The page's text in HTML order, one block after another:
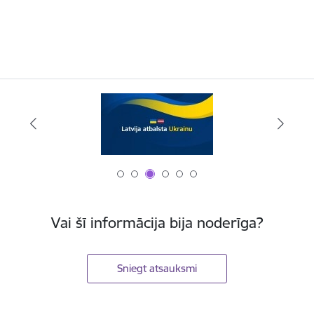
Vai šī informācija bija noderīga?
Sniegt atsauksmi